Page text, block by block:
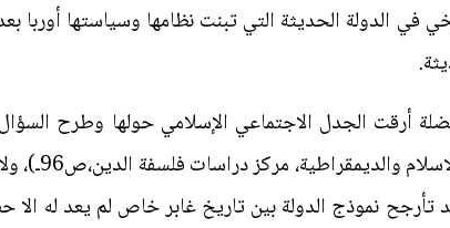
في الدولة الحديثة التي تبنت نظامها وسياستها أوربا
أرقت الجدل الاجتماعي الإسلامي حولها وطرح
العشرين
تأرجح نموذج الدولة بين تاريخ غابر خاص لم يعد له